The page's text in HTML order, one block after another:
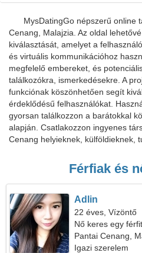
MysDatingGo népszerű online
Cenang, Malajzia. Az oldal
kiválasztását, amelyet a
és virtuális kommunikációhoz
megfelelő embereket, és
találkozókra, ismerkedésekre. A
funkciónak köszönhetően segít
érdeklődésű felhasználókat.
gyorsan találkozzon a barátokkal
alapján. Csatlakozzon ingyenes
Cenang helyieknek, külföldieknek,
Férfiak és
Adlin
22 éves, Vízöntő
Nő keres egy férfit
Pantai Cenang,
Igazi szerelem